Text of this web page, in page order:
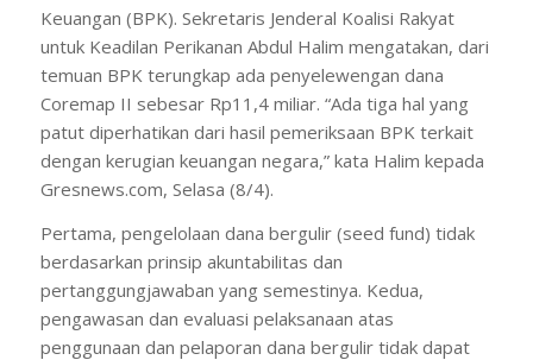
Keuangan (BPK). Sekretaris Jenderal Koalisi Rakyat
untuk Keadilan Perikanan Abdul Halim mengatakan, dari
temuan BPK terungkap ada penyelewengan dana
Coremap II sebesar Rp11,4 miliar. “Ada tiga hal yang
patut diperhatikan dari hasil pemeriksaan BPK terkait
dengan kerugian keuangan negara,” kata Halim kepada
Gresnews.com, Selasa (8/4).
Pertama, pengelolaan dana bergulir (seed fund) tidak
berdasarkan prinsip akuntabilitas dan
pertanggungjawaban yang semestinya. Kedua,
pengawasan dan evaluasi pelaksanaan atas
penggunaan dan pelaporan dana bergulir tidak dapat